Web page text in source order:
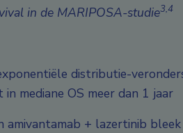
in de MARIPOSA-studie3,4
distributie-
mediane OS meer dan 1 jaar
amivantamab + lazertinib